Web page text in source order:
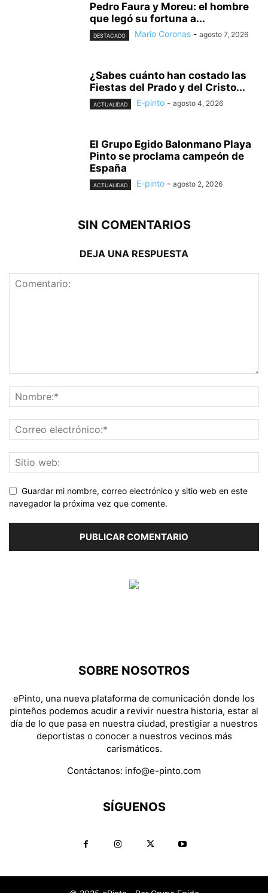
Pedro Faura y Moreu: el hombre
que legó su fortuna a...
DESTACADO Mario Coronas - agosto 7, 2026
¿Sabes cuánto han costado las
Fiestas del Prado y del Cristo...
ACTUALIDAD E-pinto - agosto 4, 2026
El Grupo Egido Balonmano Playa
Pinto se proclama campeón de
España
ACTUALIDAD E-pinto - agosto 2, 2026
SIN COMENTARIOS
DEJA UNA RESPUESTA
Guardar mi nombre, correo electrónico y sitio web en este
navegador la próxima vez que comente.
SOBRE NOSOTROS
ePinto, una nueva plataforma de comunicación donde los
pinteños podemos acudir a revivir nuestra historia, estar al
día de lo que pasa en nuestra ciudad, prestigiar a nuestros
deportistas o conocer a nuestros vecinos más
carismáticos.
Contáctanos: info@e-pinto.com
SÍGUENOS